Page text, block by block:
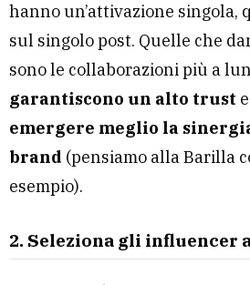
hanno un’attivazione singola,
sul singolo post. Quelle che
sono le collaborazioni più a
garantiscono un alto trust
emergere meglio la
brand (pensiamo alla Barilla
esempio).
2. Seleziona gli influencer